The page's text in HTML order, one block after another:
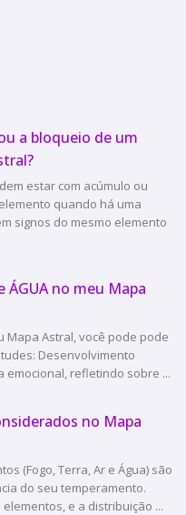
a bloqueio de um
estar com acúmulo ou
quando há uma
signos do mesmo elemento
no meu Mapa
Mapa Astral, você pode pode
Desenvolvimento
emocional, refletindo sobre ...
no Mapa
(Fogo, Terra, Ar e Água) são
do seu temperamento.
e a distribuição ...